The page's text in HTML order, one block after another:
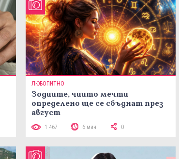
ЛЮБОПИТНО
Зодиите, чиито мечти
определено ще се сбъднат през
август
1 467 6 мин 0